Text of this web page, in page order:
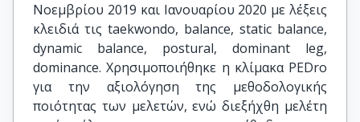
Νοεμβρίου 2019 και Ιανουαρίου 2020 με λέξεις
κλειδιά τις taekwondo, balance, static balance,
dynamic balance, postural, dominant leg,
dominance. Χρησιμοποιήθηκε η κλίμακα PEDro
για την αξιολόγηση της μεθοδολογικής
ποιότητας των μελετών, ενώ διεξήχθη μελέτη